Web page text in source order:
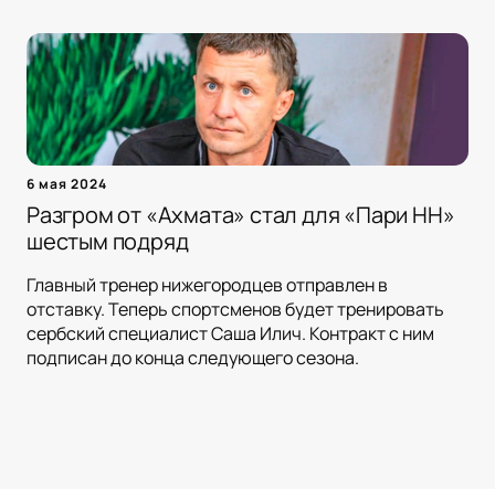
6 мая 2024
Разгром от «Ахмата» стал для «Пари НН»
шестым подряд
Главный тренер нижегородцев отправлен в
отставку. Теперь спортсменов будет тренировать
сербский специалист Саша Илич. Контракт с ним
подписан до конца следующего сезона.